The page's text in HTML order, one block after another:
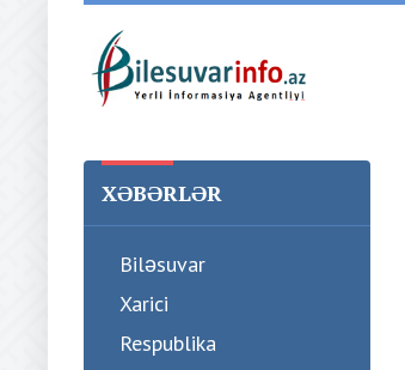
XƏBƏRLƏR
Biləsuvar
Xarici
Respublika